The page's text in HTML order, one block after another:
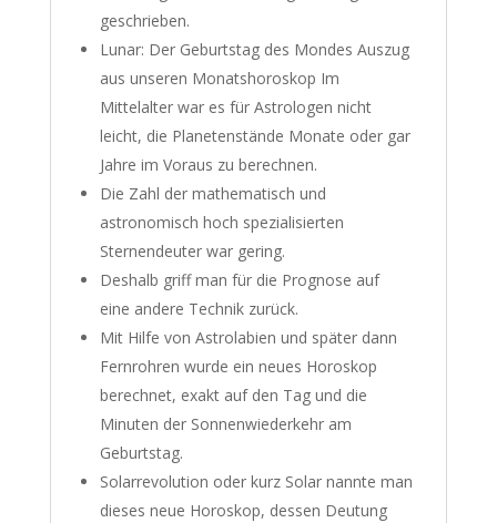
geschrieben.
Lunar: Der Geburtstag des Mondes Auszug
aus unseren Monatshoroskop Im
Mittelalter war es für Astrologen nicht
leicht, die Planetenstände Monate oder gar
Jahre im Voraus zu berechnen.
Die Zahl der mathematisch und
astronomisch hoch spezialisierten
Sternendeuter war gering.
Deshalb griff man für die Prognose auf
eine andere Technik zurück.
Mit Hilfe von Astrolabien und später dann
Fernrohren wurde ein neues Horoskop
berechnet, exakt auf den Tag und die
Minuten der Sonnenwiederkehr am
Geburtstag.
Solarrevolution oder kurz Solar nannte man
dieses neue Horoskop, dessen Deutung